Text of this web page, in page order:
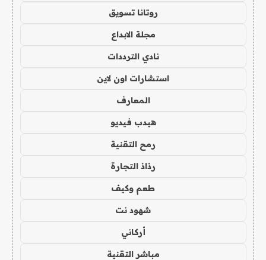
روتانا تسويق
مجلة الابداع
نادي الترددات
استشارات اون لاين
المعارف
هيدب فيديو
رمح التقنية
رذاذ التجارة
طعم وكيف
شهود نت
أركاني
مباشر التقنية